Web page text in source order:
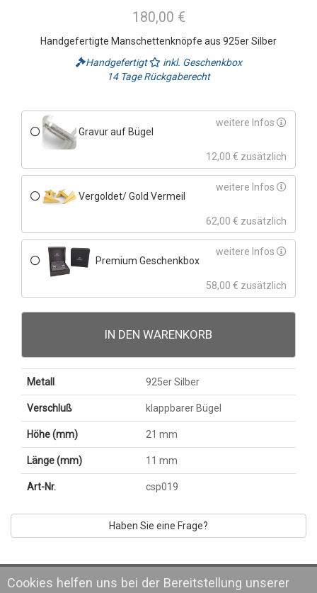
180,00 €
Handgefertigte Manschettenknöpfe aus 925er Silber
Handgefertigt
inkl. Geschenkbox
14 Tage Rückgaberecht
Gravur auf Bügel
weitere Infos
12,00 € zusätzlich
Vergoldet/ Gold Vermeil
weitere Infos
62,00 € zusätzlich
Premium Geschenkbox
weitere Infos
58,00 € zusätzlich
IN DEN WARENKORB
Metall 925er Silber
Verschluß klappbarer Bügel
Höhe (mm) 21 mm
Länge (mm) 11 mm
Art-Nr. csp019
Haben Sie eine Frage?
Cookies helfen uns bei der Bereitstellung unserer